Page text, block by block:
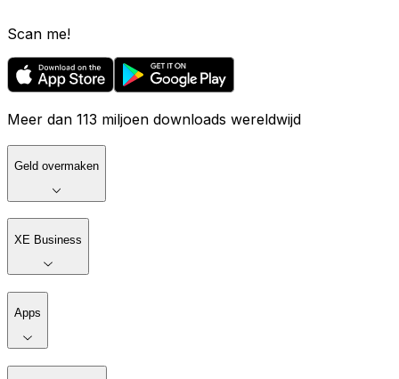
Scan me!
Meer dan 113 miljoen downloads wereldwijd
Geld overmaken
XE Business
Apps